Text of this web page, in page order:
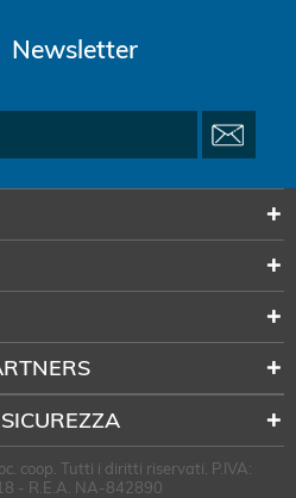
Newsletter
coop. Tutti i diritti riservati. P.IVA:
- R.E.A. NA-842890